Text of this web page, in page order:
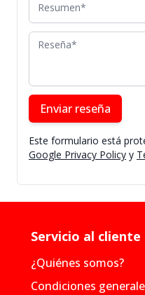
Reseña
Enviar reseña
Este formulario está
Google Privacy Policy y
Servicio al cliente
¿Quiénes somos?
Condiciones